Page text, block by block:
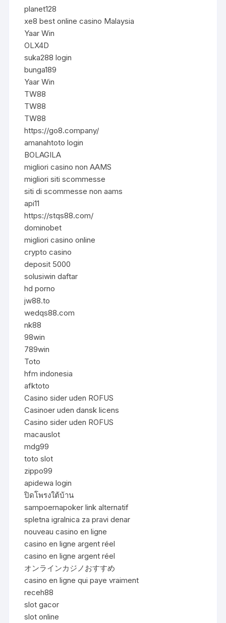
planet128
xe8 best online casino Malaysia
Yaar Win
OLX4D
suka288 login
bunga189
Yaar Win
TW88
TW88
TW88
https://go8.company/
amanahtoto login
BOLAGILA
migliori casino non AAMS
migliori siti scommesse
siti di scommesse non aams
api11
https://stqs88.com/
dominobet
migliori casino online
crypto casino
deposit 5000
solusiwin daftar
hd porno
jw88.to
wedqs88.com
nk88
98win
789win
Toto
hfm indonesia
afktoto
Casino sider uden ROFUS
Casinoer uden dansk licens
Casino sider uden ROFUS
macauslot
mdg99
toto slot
zippo99
apidewa login
ปิดโพรงใต้บ้าน
sampoernapoker link alternatif
spletna igralnica za pravi denar
nouveau casino en ligne
casino en ligne argent réel
casino en ligne argent réel
オンラインカジノおすすめ
casino en ligne qui paye vraiment
receh88
slot gacor
slot online